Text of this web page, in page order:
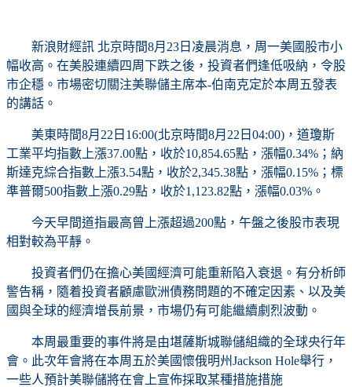
新浪財經訊 北京時間8月23日凌晨消息，周一美國股市小
幅收高。在美股連續四周下跌之後，投資者們逢低吸納，令股
市企穩。市場密切關注美聯儲主席本-伯南克定於本周五發表
的講話。
美東時間8月22日16:00(北京時間8月22日04:00)，道瓊斯
工業平均指數上漲37.00點，收於10,854.65點，漲幅0.34%；納
斯達克綜合指數上漲3.54點，收於2,345.38點，漲幅0.15%；標
準普爾500指數上漲0.29點，收於1,123.82點，漲幅0.03%。
今天早間道指最高曾上漲超過200點，午盤之後股市表現
相對較為平靜。
投資者們仍在擔心美國經濟可能重新陷入衰退。有分析師
警告稱，隨着投資者顧慮歐洲債務問題的不確定因素、以及美
國與全球的經濟增長前景，市場仍有可能繼續劇烈波動。
本周最重要的事件將是由堪薩斯城聯儲組織的全球央行年
會。此次年會將在本周五於美國懷俄明州Jackson Hole舉行，
一些人預計美聯儲將在會上宣佈採取某種措施措施